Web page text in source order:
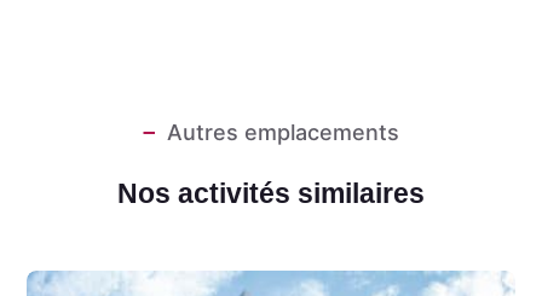
Autres emplacements
Nos activités similaires